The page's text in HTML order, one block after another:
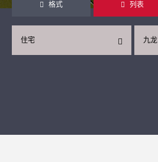
格式 列表
九龙
住宅